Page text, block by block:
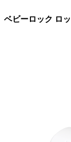
ベビーロック ロ